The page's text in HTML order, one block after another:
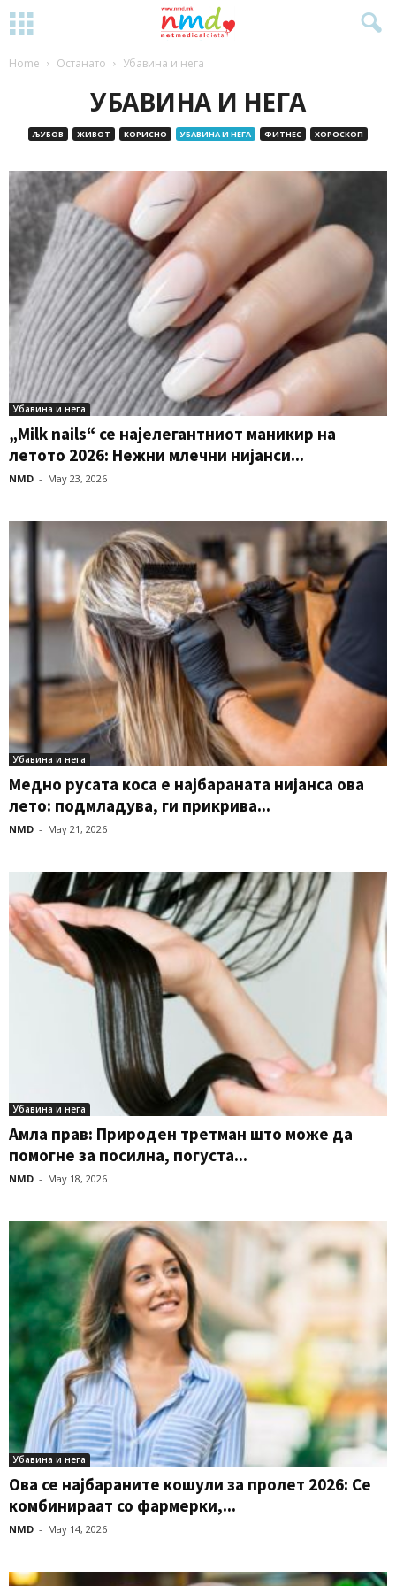
Home Останато Убавина и нега
УБАВИНА И НЕГА
ЉУБОВ ЖИВОТ КОРИСНО УБАВИНА И НЕГА ФИТНЕС ХОРОСКОП
Убавина и нега
„Milk nails“ се најелегантниот маникир на
летото 2026: Нежни млечни нијанси...
NMD - May 23, 2026
Убавина и нега
Медно русата коса е најбараната нијанса ова
лето: подмладува, ги прикрива...
NMD - May 21, 2026
Убавина и нега
Амла прав: Природен третман што може да
помогне за посилна, погуста...
NMD - May 18, 2026
Убавина и нега
Ова се најбараните кошули за пролет 2026: Се
комбинираат со фармерки,...
NMD - May 14, 2026